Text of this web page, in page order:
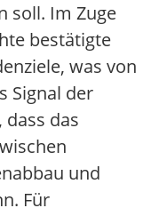
soll. Im Zuge
bestätigte
was von
Signal der
das
und
Für